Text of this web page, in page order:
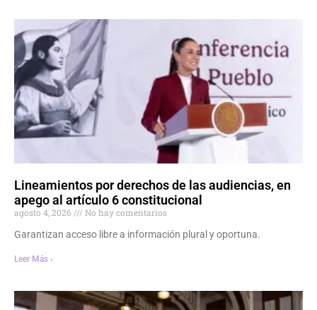
Lineamientos por derechos de las audiencias, en
apego al artículo 6 constitucional
agosto 4, 2026
No hay comentarios
Garantizan acceso libre a información plural y oportuna.
Leer Más ›